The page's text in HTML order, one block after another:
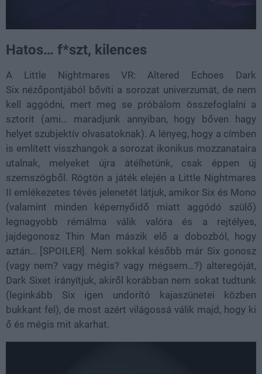
Hatos… f*szt, kilences
A Little Nightmares VR: Altered Echoes Dark
Six nézőpontjából bővíti a sorozat univerzumát, de nem
kell aggódni, mert meg se próbálom összefoglalni a
sztorit (ami… maradjunk annyiban, hogy bőven hagy
helyet szubjektív olvasatoknak). A lényeg, hogy a címben
is említett visszhangok a sorozat ikonikus mozzanataira
utalnak, melyeket újra átélhetünk, csak éppen új
szemszögből. Rögtön a játék elején a Little Nightmares
II emlékezetes tévés jelenetét látjuk, amikor Six és Mono
(valamint minden képernyőidő miatt aggódó szülő)
legnagyobb rémálma válik valóra és a rejtélyes,
jajdegonosz Thin Man mászik elő a dobozból, hogy
aztán… [SPOILER]. Nem sokkal később már Six gonosz
(vagy nem? vagy mégis? vagy mégsem…?) alteregóját,
Dark Sixet irányítjuk, akiről korábban nem sokat tudtunk
(leginkább Six igen undorító kajaszünetei közben
bukkant fel), de most azért világossá válik majd, hogy ki
ő és mégis mit akarhat.